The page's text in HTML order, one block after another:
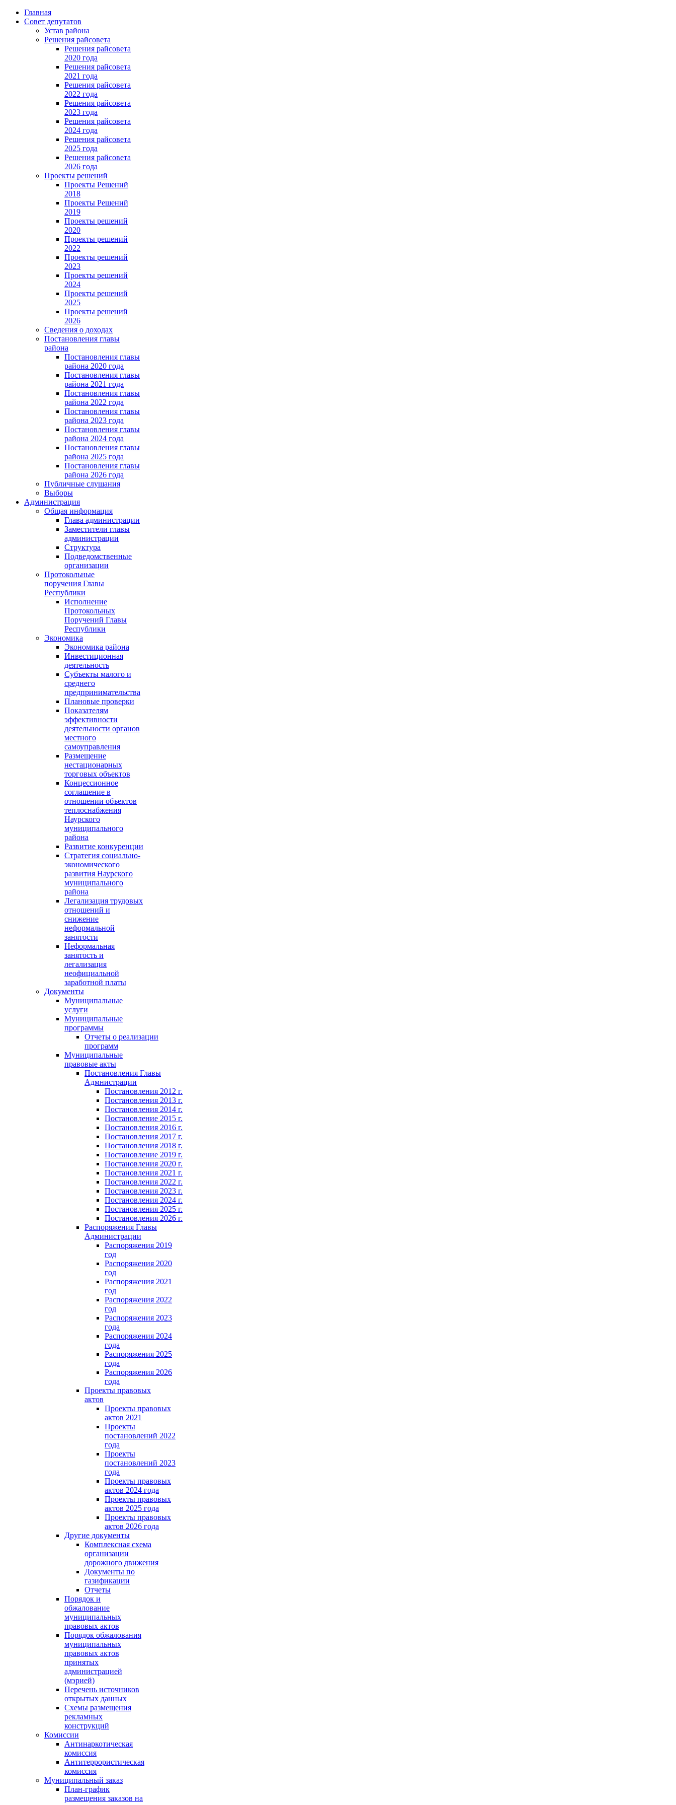
Главная
Совет депутатов
Устав района
Решения райсовета
Решения райсовета
2020 года
Решения райсовета
2021 года
Решения райсовета
2022 года
Решения райсовета
2023 года
Решения райсовета
2024 года
Решения райсовета
2025 года
Решения райсовета
2026 года
Проекты решений
Проекты Решений
2018
Проекты Решений
2019
Проекты решений
2020
Проекты решений
2022
Проекты решений
2023
Проекты решений
2024
Проекты решений
2025
Проекты решений
2026
Сведения о доходах
Постановления главы
района
Постановления главы
района 2020 года
Постановления главы
района 2021 года
Постановления главы
района 2022 года
Постановления главы
района 2023 года
Постановления главы
района 2024 года
Постановления главы
района 2025 года
Постановления главы
района 2026 года
Публичные слушания
Выборы
Администрация
Общая информация
Глава администрации
Заместители главы
администрации
Структура
Подведомственные
организации
Протокольные
поручения Главы
Республики
Исполнение
Протокольных
Поручений Главы
Республики
Экономика
Экономика района
Инвестиционная
деятельность
Субъекты малого и
среднего
предпринимательства
Плановые проверки
Показателям
эффективности
деятельности органов
местного
самоуправления
Размещение
нестационарных
торговых объектов
Концессионное
соглашение в
отношении объектов
теплоснабжения
Наурского
муниципального
района
Развитие конкуренции
Стратегия социально-
экономического
развития Наурского
муниципального
района
Легализация трудовых
отношений и
снижение
неформальной
занятости
Неформальная
занятость и
легализация
неофициальной
заработной платы
Документы
Муниципальные
услуги
Муниципальные
программы
Отчеты о реализации
программ
Муниципальные
правовые акты
Постановления Главы
Адмнистрации
Постановления 2012 г.
Постановления 2013 г.
Постановления 2014 г.
Постановление 2015 г.
Постановления 2016 г.
Постановления 2017 г.
Постановления 2018 г.
Постановление 2019 г.
Постановления 2020 г.
Постановления 2021 г.
Постановления 2022 г.
Постановления 2023 г.
Постановления 2024 г.
Постановления 2025 г.
Постановления 2026 г.
Распоряжения Главы
Администрации
Распоряжения 2019
год
Распоряжения 2020
год
Распоряжения 2021
год
Распоряжения 2022
год
Распоряжения 2023
года
Распоряжения 2024
года
Распоряжения 2025
года
Распоряжения 2026
года
Проекты правовых
актов
Проекты правовых
актов 2021
Проекты
постановлений 2022
года
Проекты
постановлений 2023
года
Проекты правовых
актов 2024 года
Проекты правовых
актов 2025 года
Проекты правовых
актов 2026 года
Другие документы
Комплексная схема
организации
дорожного движения
Документы по
газификации
Отчеты
Порядок и
обжалование
муниципальных
правовых актов
Порядок обжалования
муниципальных
правовых актов
принятых
администрацией
(мэрией)
Перечень источников
открытых данных
Схемы размещения
рекламных
конструкций
Комиссии
Антинаркотическая
комиссия
Антитеррористическая
комиссия
Муниципальный заказ
План-график
размещения заказов на